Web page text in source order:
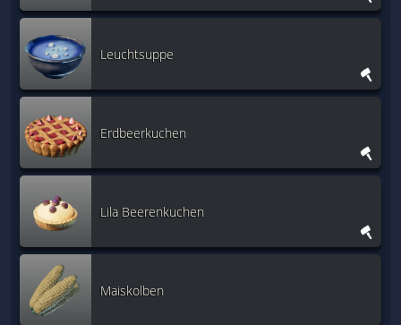
Leuchtsuppe
Erdbeerkuchen
Lila Beerenkuchen
Maiskolben